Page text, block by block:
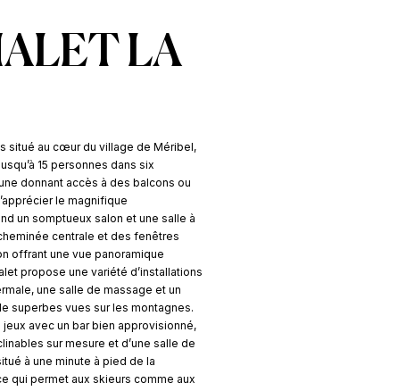
LA
situé au cœur du village de Méribel,
15 personnes dans six
donnant accès à des balcons ou
le magnifique
un somptueux salon et une salle à
centrale et des fenêtres
offrant une vue panoramique
propose une variété d’installations
une salle de massage et un
superbes vues sur les montagnes.
avec un bar bien approvisionné,
sur mesure et d’une salle de
à une minute à pied de la
qui permet aux skieurs comme aux